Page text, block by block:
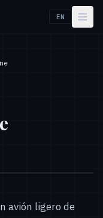
EN
avión ligero de